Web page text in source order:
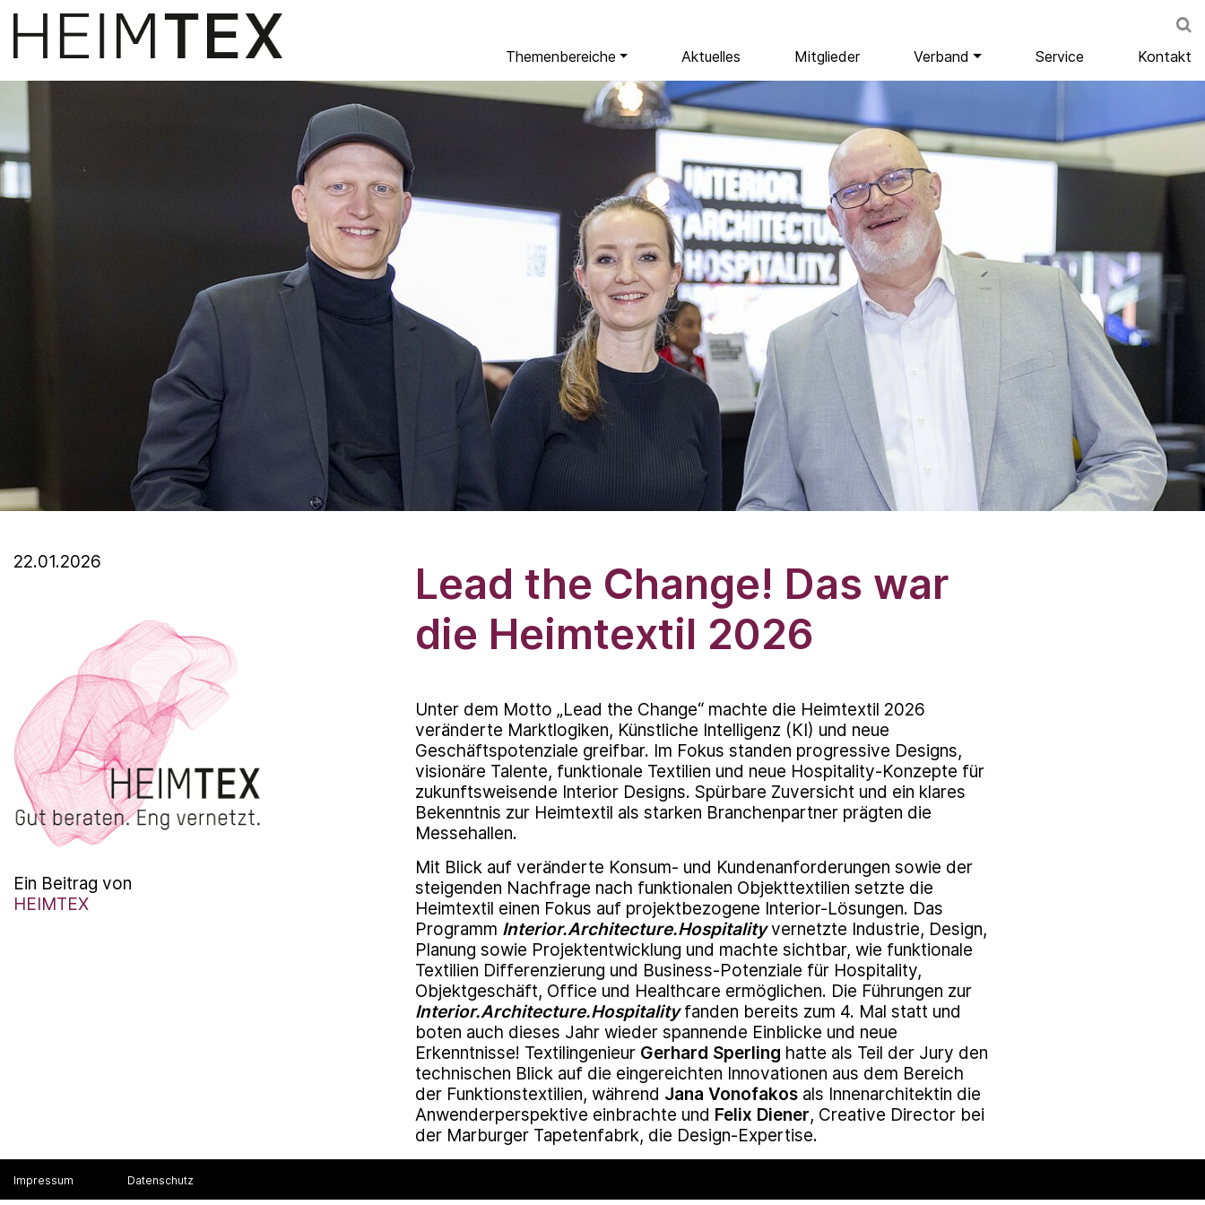
Themenbereiche Aktuelles Mitglieder Verband Service Kontakt
22.01.2026
Ein Beitrag von
HEIMTEX
Lead the Change! Das war
die Heimtextil 2026
Unter dem Motto „Lead the Change“ machte die Heimtextil 2026
veränderte Marktlogiken, Künstliche Intelligenz (KI) und neue
Geschäftspotenziale greifbar. Im Fokus standen progressive Designs,
visionäre Talente, funktionale Textilien und neue Hospitality-Konzepte für
zukunftsweisende Interior Designs. Spürbare Zuversicht und ein klares
Bekenntnis zur Heimtextil als starken Branchenpartner prägten die
Messehallen.
Mit Blick auf veränderte Konsum- und Kundenanforderungen sowie der
steigenden Nachfrage nach funktionalen Objekttextilien setzte die
Heimtextil einen Fokus auf projektbezogene Interior-Lösungen. Das
Programm Interior.Architecture.Hospitalityvernetzte Industrie, Design,
Planung sowie Projektentwicklung und machte sichtbar, wie funktionale
Textilien Differenzierung und Business-Potenziale für Hospitality,
Objektgeschäft, Office und Healthcare ermöglichen. Die Führungen zur
Interior.Architecture.Hospitalityfanden bereits zum 4. Mal statt und
boten auch dieses Jahr wieder spannende Einblicke und neue
Erkenntnisse! Textilingenieur Gerhard Sperling hatte als Teil der Jury den
technischen Blick auf die eingereichten Innovationen aus dem Bereich
der Funktionstextilien, während Jana Vonofakos als Innenarchitektin die
Anwenderperspektive einbrachte und Felix Diener, Creative Director bei
der Marburger Tapetenfabrk, die Design-Expertise.
Impressum Datenschutz